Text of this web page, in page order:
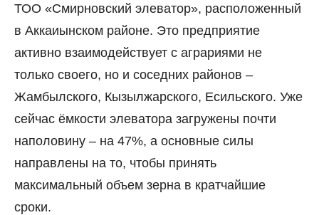
ТОО «Смирновский элеватор», расположенный
в Аккаиынском районе. Это предприятие
активно взаимодействует с аграриями не
только своего, но и соседних районов –
Жамбылского, Кызылжарского, Есильского. Уже
сейчас ёмкости элеватора загружены почти
наполовину – на 47%, а основные силы
направлены на то, чтобы принять
максимальный объем зерна в кратчайшие
сроки.